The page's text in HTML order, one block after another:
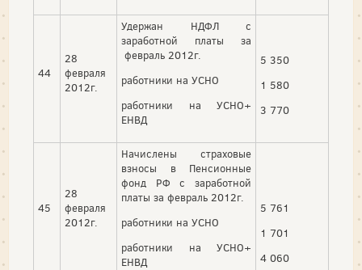
44
28
февраля
2012г.
Удержан НДФЛ с
заработной платы за
февраль 2012г.
работники на УСНО
работники на УСНО+
ЕНВД
5 350
1 580
3 770
45
28
февраля
2012г.
Начислены страховые
взносы в Пенсионные
фонд РФ с заработной
платы за февраль 2012г.
работники на УСНО
работники на УСНО+
ЕНВД
5 761
1 701
4 060